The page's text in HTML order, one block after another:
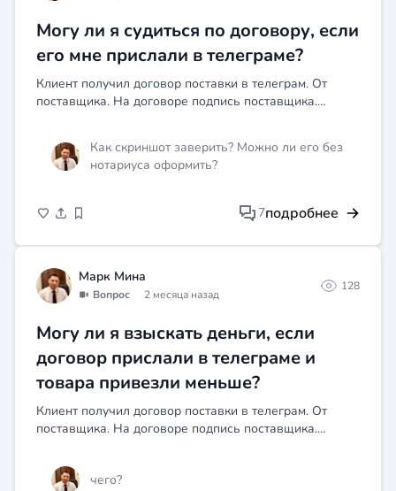
Могу ли я судиться по договору, если
его мне прислали в телеграме?
Клиент получил договор поставки в телеграм. От
поставщика. На договоре подпись поставщика.
полном объем...Как скриншот заверить? Можно ли его без
нотариуса оформить?
7подробнее
Марк Мина
Вопрос 2 месяца назад
128
Могу ли я взыскать деньги, если
договор прислали в телеграме и
товара привезли меньше?
Клиент получил договор поставки в телеграм. От
поставщика. На договоре подпись поставщика.
оплатил (счет тоже из тг), поставку получил, но не в
полном объем...
чего?